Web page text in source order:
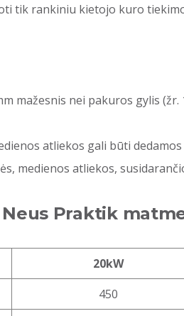
tik rankiniu kietojo kuro
mažesnis nei pakuros gylis (žr.
atliekos gali būti
medienos atliekos,
Praktik
20kW
450